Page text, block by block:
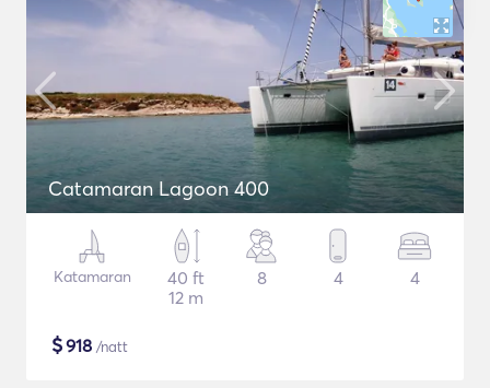
Catamaran Lagoon 400
Katamaran
40 ft
12 m
8 4 4
$918 /natt